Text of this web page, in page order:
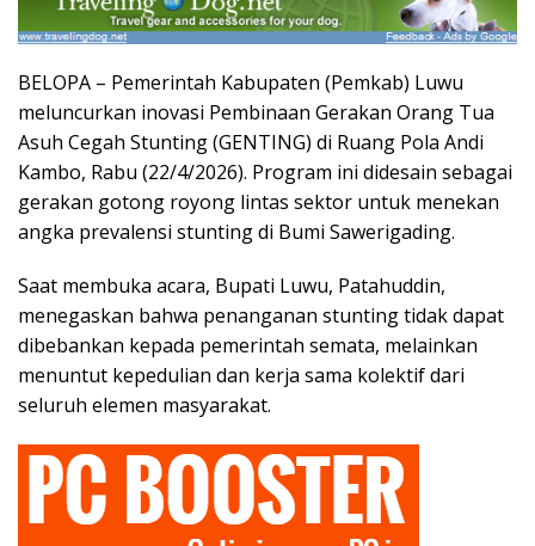
BELOPA – Pemerintah Kabupaten (Pemkab) Luwu
meluncurkan inovasi Pembinaan Gerakan Orang Tua
Asuh Cegah Stunting (GENTING) di Ruang Pola Andi
Kambo, Rabu (22/4/2026). Program ini didesain sebagai
gerakan gotong royong lintas sektor untuk menekan
angka prevalensi stunting di Bumi Sawerigading.
​Saat membuka acara, Bupati Luwu, Patahuddin,
menegaskan bahwa penanganan stunting tidak dapat
dibebankan kepada pemerintah semata, melainkan
menuntut kepedulian dan kerja sama kolektif dari
seluruh elemen masyarakat.